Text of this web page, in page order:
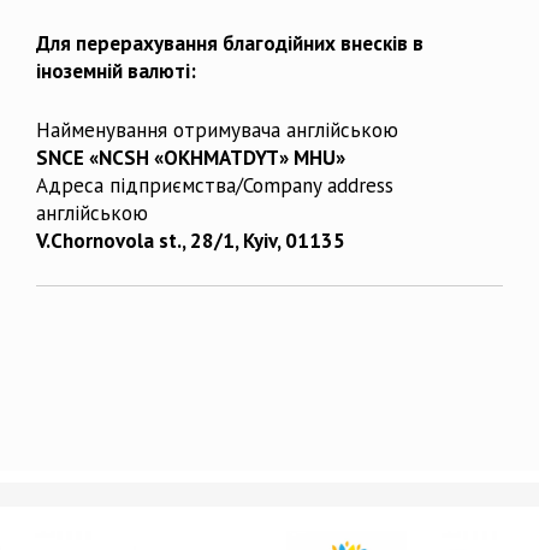
Для перерахування благодійних внесків в
іноземній валюті:
Найменування отримувача англійською
SNCE «NCSH «OKHMATDYT» MHU»
Адреса підприємства/Company address
англійською
V.Chornovola st., 28/1, Kyiv, 01135